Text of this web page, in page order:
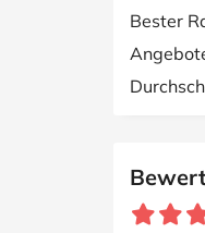
Bester